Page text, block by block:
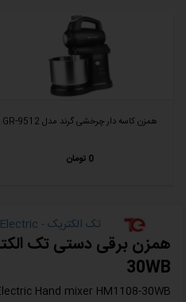
همزن کاسه دار چرخشی گرند مدل GR-9512
0 تومان
تک الکتریک - Tech Electric
30WB
Hand mixer HM1108-30WB